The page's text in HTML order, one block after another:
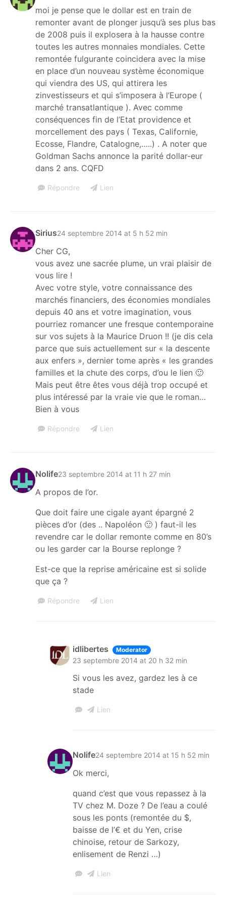
moi je pense que le dollar est en train de
remonter avant de plonger jusqu’à ses plus bas
de 2008 puis il explosera à la hausse contre
toutes les autres monnaies mondiales. Cette
remontée fulgurante coincidera avec la mise
en place d’un nouveau système économique
qui viendra des US, qui attirera les
zinvestisseurs et qui s’imposera à l’Europe (
marché transatlantique ). Avec comme
conséquences fin de l’Etat providence et
morcellement des pays ( Texas, Californie,
Ecosse, Flandre, Catalogne,…..) . A noter que
Goldman Sachs annonce la parité dollar-eur
dans 2 ans. CQFD
Répondre Lien
Sirius24 septembre 2014 at 5 h 52 min
Cher CG,
vous avez une sacrée plume, un vrai plaisir de
vous lire !
Avec votre style, votre connaissance des
marchés financiers, des économies mondiales
depuis 40 ans et votre imagination, vous
pourriez romancer une fresque contemporaine
sur vos sujets à la Maurice Druon !! (je dis cela
parce que suis actuellement sur « la descente
aux enfers », dernier tome après « les grandes
familles et la chute des corps, d’ou le lien 🙂
Mais peut être êtes vous déjà trop occupé et
plus intéressé par la vraie vie que le roman…
Bien à vous
Répondre Lien
Nolife23 septembre 2014 at 11 h 27 min
A propos de l’or.
Que doit faire une cigale ayant épargné 2
pièces d’or (des .. Napoléon 🙂 ) faut-il les
revendre car le dollar remonte comme en 80’s
ou les garder car la Bourse replonge ?
Est-ce que la reprise américaine est si solide
que ça ?
Répondre Lien
idlibertes Moderator
23 septembre 2014 at 20 h 32 min
Si vous les avez, gardez les à ce
stade
Lien
Nolife24 septembre 2014 at 15 h 52 min
Ok merci,
quand c’est que vous repassez à la
TV chez M. Doze ? De l’eau a coulé
sous les ponts (remontée du $,
baisse de l’€ et du Yen, crise
chinoise, retour de Sarkozy,
enlisement de Renzi …)
Lien